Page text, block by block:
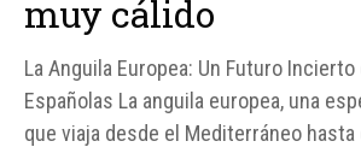
muy cálido
La Anguila Europea: Un Futuro Incierto
Españolas La anguila europea, una
que viaja desde el Mediterráneo